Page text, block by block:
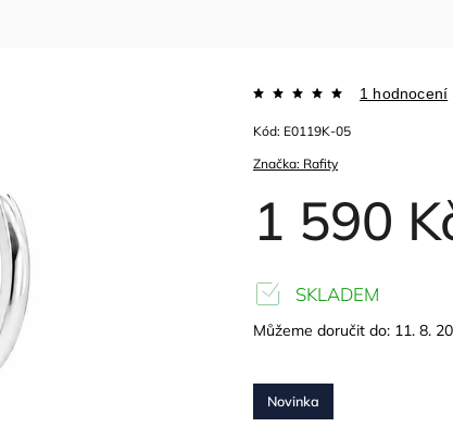
Značka: Rafity
1 hodnocení
1 590
Kód: E0119K-05
Novinka
SKLADEM
Můžeme doručit do: 11. 8.